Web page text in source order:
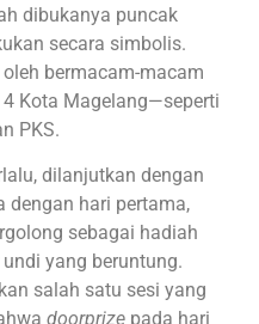
dibukanya puncak
secara simbolis.
bermacam-macam
Kota Magelang—seperti
PKS.
dilanjutkan dengan
dengan hari pertama,
sebagai hadiah
yang beruntung.
salah satu sesi yang
doorprize pada hari